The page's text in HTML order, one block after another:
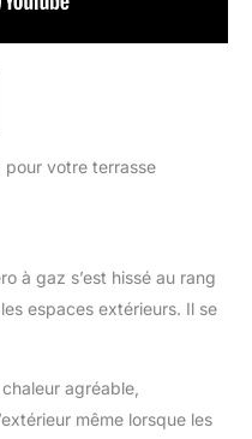
pour votre terrasse
à gaz s’est hissé au rang
espaces extérieurs. Il se
agréable,
même lorsque les